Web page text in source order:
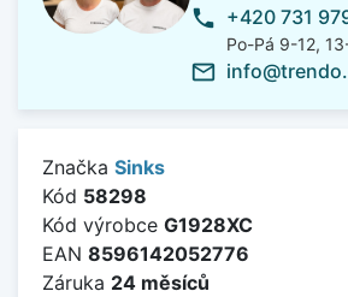
phone +420 731
Po-Pá 9-12,
mail_outline
Značka Sinks
Kód 58298
Kód výrobce G1928XC
EAN 8596142052776
Záruka 24 měsíců